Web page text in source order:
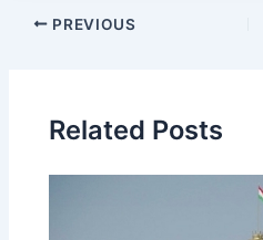
PREVIOUS
Related Posts